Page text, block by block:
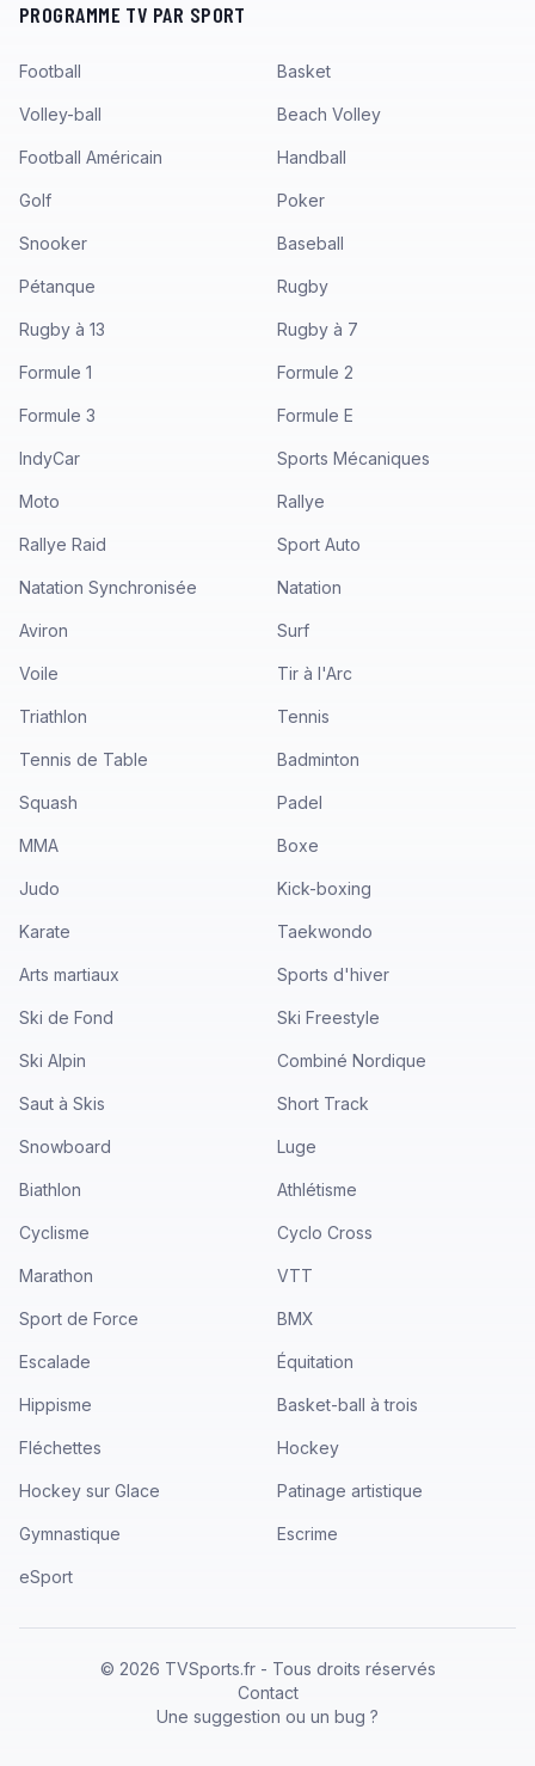
PROGRAMME TV PAR SPORT
Football Basket
Volley-ball Beach Volley
Football Américain Handball
Golf Poker
Snooker Baseball
Pétanque Rugby
Rugby à 13 Rugby à 7
Formule 1 Formule 2
Formule 3 Formule E
IndyCar Sports Mécaniques
Moto Rallye
Rallye Raid Sport Auto
Natation Synchronisée Natation
Aviron Surf
Voile Tir à l'Arc
Triathlon Tennis
Tennis de Table Badminton
Squash Padel
MMA Boxe
Judo Kick-boxing
Karate Taekwondo
Arts martiaux Sports d'hiver
Ski de Fond Ski Freestyle
Ski Alpin Combiné Nordique
Saut à Skis Short Track
Snowboard Luge
Biathlon Athlétisme
Cyclisme Cyclo Cross
Marathon VTT
Sport de Force BMX
Escalade Équitation
Hippisme Basket-ball à trois
Fléchettes Hockey
Hockey sur Glace Patinage artistique
Gymnastique Escrime
eSport
© 2026 TVSports.fr - Tous droits réservés
Contact
Une suggestion ou un bug ?